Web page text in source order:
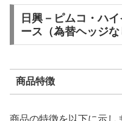
日興－ピムコ・ハ
ース（為替ヘッジな
商品特徴
商品の特徴を以下に示し